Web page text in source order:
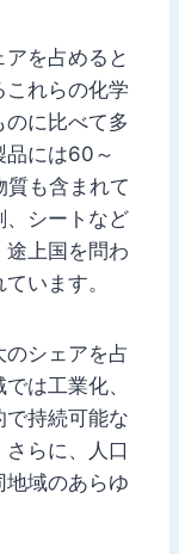
を占めると
れらの化学
に比べて多
品には60～
も含まれて
、シートなど
上国を問わ
います。
シェアを占
は工業化、
持続可能な
らに、人口
地域のあらゆ